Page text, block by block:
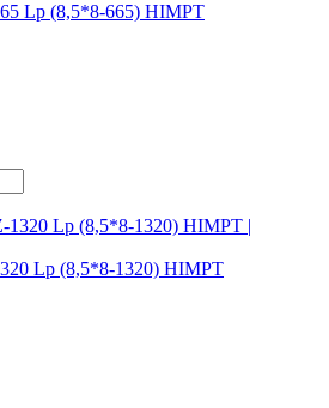
Lp (8,5*8-665) HIMPT
Lp (8,5*8-1320) HIMPT